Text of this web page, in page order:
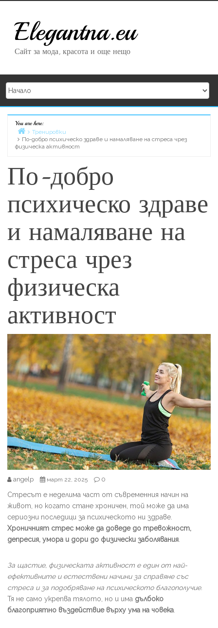
Elegantna.eu
Сайт за мода, красота и още нещо
You are here:
Home
Тренировки
По-добро психическо здраве и намаляване на стреса чрез
физическа активност
По-добро
психическо здраве
и намаляване на
стреса чрез
физическа
активност
angelp март 22, 2025 0
Стресът е неделима част от съвременния начин на
живот, но когато стане хроничен, той може да има
сериозни последици за психическото ни здраве.
Хроничният стрес може да доведе до тревожност,
депресия, умора и дори до физически заболявания
За щастие, физическата активност е един от най-
ефективните и естествени начини за справяне със
стреса и за подобряване на психическото благополучие.
Тя не само укрепва тялото, но и има дълбоко
благоприятно въздействие върху ума на човека